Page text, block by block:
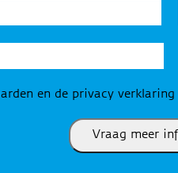
en de privacy verklaring
Vraag meer